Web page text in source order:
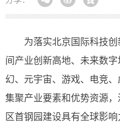
为落实北京国际科技创
间产业创新高地、未来数
幻、元宇宙、游戏、电竞、
集聚产业要素和优势资源，
区首钢园建设具有全球影